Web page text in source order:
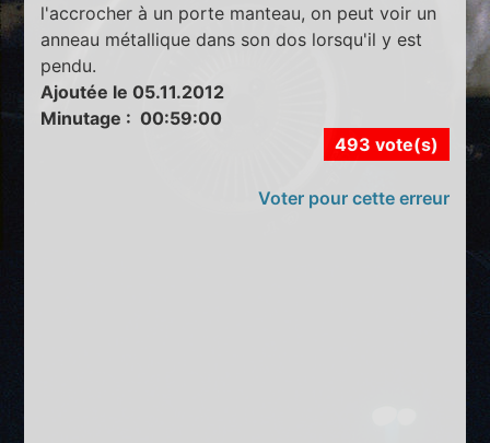
l'accrocher à un porte manteau, on peut voir un
anneau métallique dans son dos lorsqu'il y est
pendu.
Ajoutée le 05.11.2012
Minutage : 00:59:00
493 vote(s)
Voter pour cette erreur